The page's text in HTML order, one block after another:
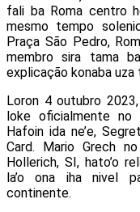
fali ba Roma centro
mesmo tempo
Praça São Pedro,
membro sira tama
explicação konaba uza
Loron 4 outubro
loke oficialmente no
Hafoin ida ne’e,
Card. Mario Grech
Hollerich, SI, hato’o
la’o ona iha nivel
continente.